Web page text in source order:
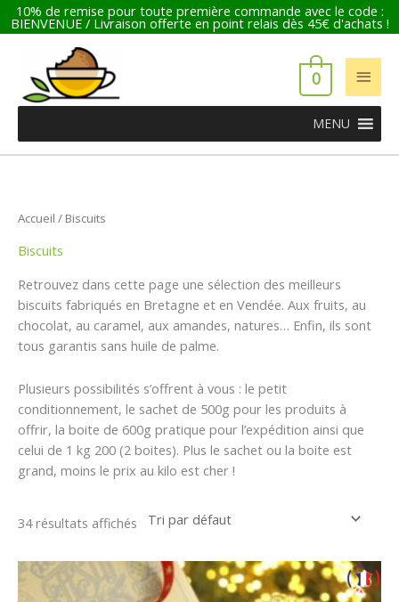
10% de remise pour toute première commande avec le code :
BIENVENUE / Livraison offerte en point relais dès 45€ d'achats !
Aller
au
MENU
0
Accueil / Biscuits
Biscuits
Retrouvez dans cette page une sélection des meilleurs
biscuits fabriqués en Bretagne et en Vendée. Aux fruits, au
chocolat, au caramel, aux amandes, natures… Enfin, ils sont
tous garantis sans huile de palme.
Plusieurs possibilités s’offrent à vous : le petit
conditionnement, le sachet de 500g pour les produits à
offrir, la boite de 600g pratique pour l’expédition ainsi que
celui de 1 kg 200 (2 boites). Plus le sachet ou la boite est
grand, moins le prix au kilo est cher !
34 résultats affichés